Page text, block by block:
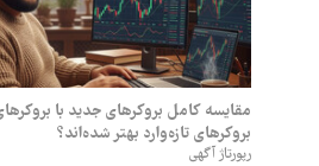
مقایسه کامل بروکرهای جدید با
بروکرهای تازه‌وارد بهتر شده‌اند؟
رپورتاژ آگهی